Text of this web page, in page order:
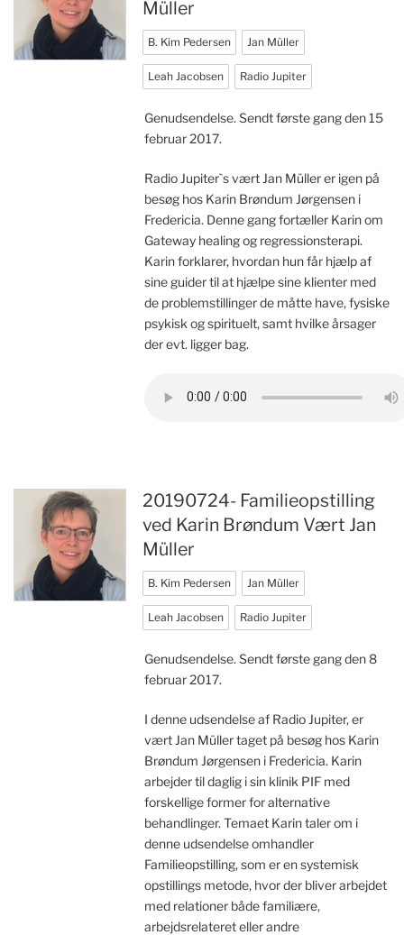
Müller
B. Kim Pedersen Jan Müller
Leah Jacobsen Radio Jupiter
Genudsendelse. Sendt første gang den 15
februar 2017.
Radio Jupiter`s vært Jan Müller er igen på
besøg hos Karin Brøndum Jørgensen i
Fredericia. Denne gang fortæller Karin om
Gateway healing og regressionsterapi.
Karin forklarer, hvordan hun får hjælp af
sine guider til at hjælpe sine klienter med
de problemstillinger de måtte have, fysiske
psykisk og spirituelt, samt hvilke årsager
der evt. ligger bag.
20190724- Familieopstilling
ved Karin Brøndum Vært Jan
Müller
B. Kim Pedersen Jan Müller
Leah Jacobsen Radio Jupiter
Genudsendelse. Sendt første gang den 8
februar 2017.
I denne udsendelse af Radio Jupiter, er
vært Jan Müller taget på besøg hos Karin
Brøndum Jørgensen i Fredericia. Karin
arbejder til daglig i sin klinik PIF med
forskellige former for alternative
behandlinger. Temaet Karin taler om i
denne udsendelse omhandler
Familieopstilling, som er en systemisk
opstillings metode, hvor der bliver arbejdet
med relationer både familiære,
arbejdsrelateret eller andre